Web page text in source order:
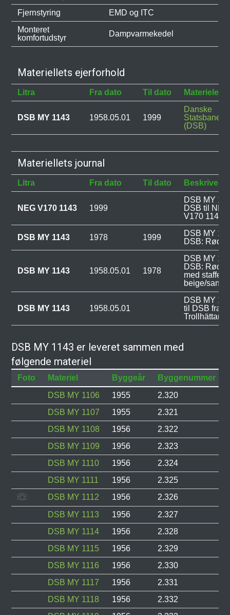
Fjernstyring
EMD og ITC
Monteret
komfortudstyr
Dampvarmekedel
Materiellets ejerforhold
Litra Fra dato Til dato Materielejer
DSB MY 1143 1958.05.01 1999
Danske
Statsbaner
(DSB)
Materiellets journal
Litra Fra dato Til dato Beskrivelse
NEG V170 1143 1999
DSB MY
DSB til
V170 1143.
DSB MY 1143 1978 1999
DSB MY
DSB: Rød/
DSB MY 1143 1958.05.01 1978
DSB MY
DSB: Rød
med
beige/
DSB MY 1143 1958.05.01
DSB MY
til DSB fra
Trollhättan i
DSB MY 1143 er leveret sammen med
følgende materiel
Foto Materiel Byggeår Byggenummer
DSB MY 1106
1955 2.320
DSB MY 1107
1955 2.321
DSB MY 1108
1956 2.322
DSB MY 1109
1956 2.323
DSB MY 1110
1956 2.324
DSB MY 1111
1956 2.325
DSB MY 1112
1956 2.326
DSB MY 1113
1956 2.327
DSB MY 1114
1956 2.328
DSB MY 1115
1956 2.329
DSB MY 1116
1956 2.330
DSB MY 1117
1956 2.331
DSB MY 1118
1956 2.332